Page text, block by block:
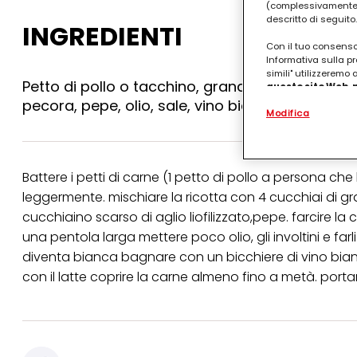
INGREDIENTI
Petto di pollo o tacchino, grana, aglio
pecora, pepe, olio, sale, vino bianco, latte.
Battere i petti di carne (1 petto di pollo a persona
leggermente. mischiare la ricotta con 4 cucchiai di
cucchiaino scarso di aglio liofilizzato,pepe. farcire la
una pentola larga mettere poco olio, gli involtini e
diventa bianca bagnare con un bicchiere di vino
con il latte coprire la carne almeno fino a metà.
descritto di seguito.
Con il tuo
Informativa sulla
simili" utilizzeremo
questo sito
.
(rispettivamente
terzi, conservare
identificati) su
misurare e
Puoi trovare
collegata nel piè di
qualsiasi momento
collegata nel piè
periodo di
"modifica" di
per uno o più degli
Modifica